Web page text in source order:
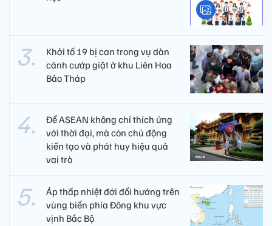
Khởi tố 19 bị can trong vụ dàn
cảnh cướp giật ở khu Liên Hoa
Bảo Tháp
Để ASEAN không chỉ thích ứng
với thời đại, mà còn chủ động
kiến tạo và phát huy hiệu quả
vai trò
Áp thấp nhiệt đới đổi hướng trên
vùng biển phía Đông khu vực
vịnh Bắc Bộ